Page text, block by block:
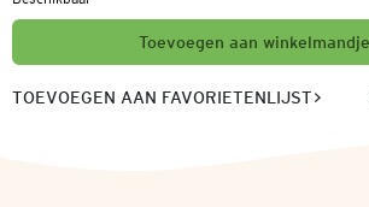
Toevoegen aan winkelmandje
TOEVOEGEN AAN FAVORIETENLIJST